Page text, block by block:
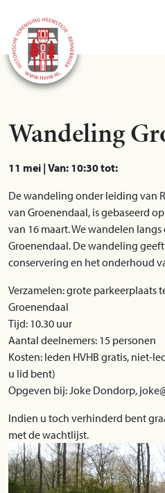
Wandeling
11 mei | Van: 10:30 tot:
De wandeling onder leiding van
van Groenendaal, is gebaseerd
van 16 maart. We wandelen
Groenendaal. De wandeling
conservering en het onderhoud
Verzamelen: grote parkeerplaats
Groenendaal
Tijd: 10.30 uur
Aantal deelnemers: 15 personen
Kosten: leden HVHB gratis, niet-
u lid bent)
Opgeven bij: Joke Dondorp,
Indien u toch verhinderd bent
met de wachtlijst.